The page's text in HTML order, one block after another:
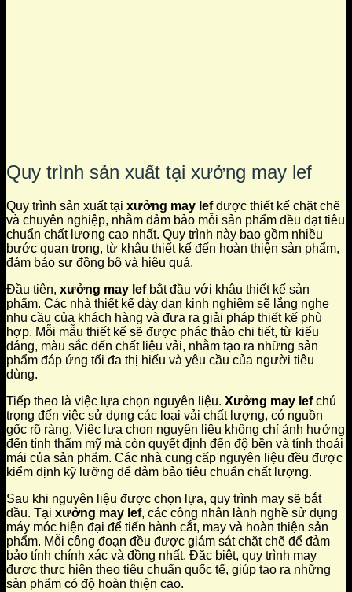
Quy trình sản xuất tại xưởng may lef
Quy trình sản xuất tại xưởng may lefđược thiết kế chặt chẽ
và chuyên nghiệp, nhằm đảm bảo mỗi sản phẩm đều đạt tiêu
chuẩn chất lượng cao nhất. Quy trình này bao gồm nhiều
bước quan trọng, từ khâu thiết kế đến hoàn thiện sản phẩm,
đảm bảo sự đồng bộ và hiệu quả.
Đầu tiên, xưởng may lefbắt đầu với khâu thiết kế sản
phẩm. Các nhà thiết kế dày dạn kinh nghiệm sẽ lắng nghe
nhu cầu của khách hàng và đưa ra giải pháp thiết kế phù
hợp. Mỗi mẫu thiết kế sẽ được phác thảo chi tiết, từ kiểu
dáng, màu sắc đến chất liệu vải, nhằm tạo ra những sản
phẩm đáp ứng tối đa thị hiếu và yêu cầu của người tiêu
dùng.
Tiếp theo là việc lựa chọn nguyên liệu. Xưởng may lefchú
trọng đến việc sử dụng các loại vải chất lượng, có nguồn
gốc rõ ràng. Việc lựa chọn nguyên liệu không chỉ ảnh hưởng
đến tính thẩm mỹ mà còn quyết định đến độ bền và tính thoải
mái của sản phẩm. Các nhà cung cấp nguyên liệu đều được
kiểm định kỹ lưỡng để đảm bảo tiêu chuẩn chất lượng.
Sau khi nguyên liệu được chọn lựa, quy trình may sẽ bắt
đầu. Tại xưởng may lef, các công nhân lành nghề sử dụng
máy móc hiện đại để tiến hành cắt, may và hoàn thiện sản
phẩm. Mỗi công đoạn đều được giám sát chặt chẽ để đảm
bảo tính chính xác và đồng nhất. Đặc biệt, quy trình may
được thực hiện theo tiêu chuẩn quốc tế, giúp tạo ra những
sản phẩm có độ hoàn thiện cao.